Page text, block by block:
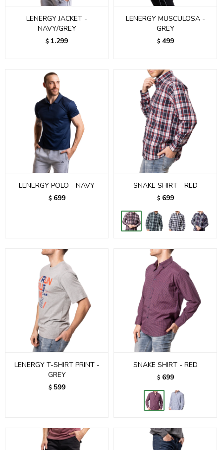
LENERGY JACKET -
NAVY/GREY
$ 1.299
LENERGY MUSCULOSA -
GREY
$ 499
LENERGY POLO - NAVY
$ 699
SNAKE SHIRT - RED
$ 699
LENERGY T-SHIRT PRINT -
GREY
$ 599
SNAKE SHIRT - RED
$ 699